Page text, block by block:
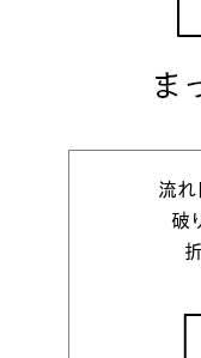
流れ
破